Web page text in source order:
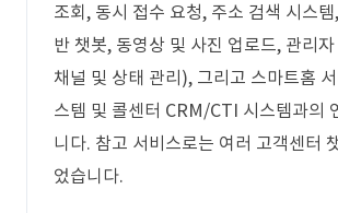
조회, 동시 접수 요청, 주소 검색 시스템
반 챗봇, 동영상 및 사진 업로드, 관리
채널 및 상태 관리), 그리고 스마트홈
스템 및 콜센터 CRM/CTI 시스템과의
니다. 참고 서비스로는 여러 고객센터
었습니다.